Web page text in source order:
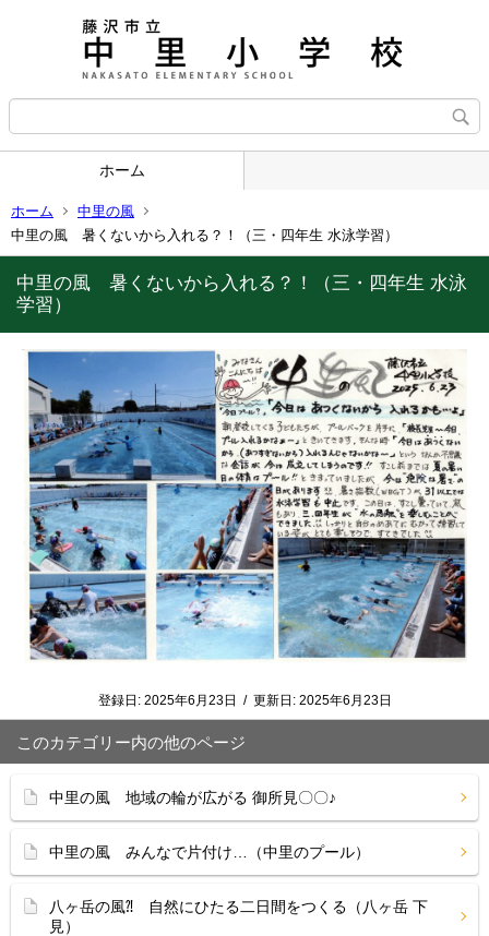
ホーム
ホーム
中里の風
中里の風 暑くないから入れる？！（三・四年生 水泳学習）
中里の風 暑くないから入れる？！（三・四年生 水泳
学習）
登録日: 2025年6月23日 / 更新日: 2025年6月23日
このカテゴリー内の他のページ
中里の風 地域の輪が広がる 御所見〇〇♪
中里の風 みんなで片付け…（中里のプール）
八ヶ岳の風⁈ 自然にひたる二日間をつくる（八ヶ岳 下
見）